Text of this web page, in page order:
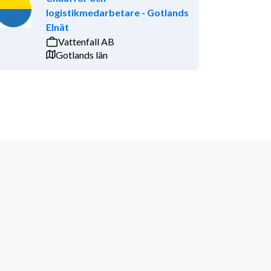
logistikmedarbetare - Gotlands
Elnät
Vattenfall AB
Gotlands län